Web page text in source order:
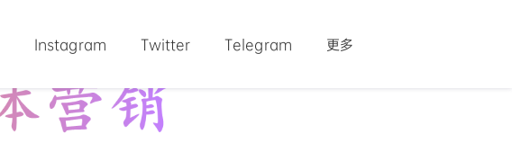
Instagram Twitter Telegram 更多